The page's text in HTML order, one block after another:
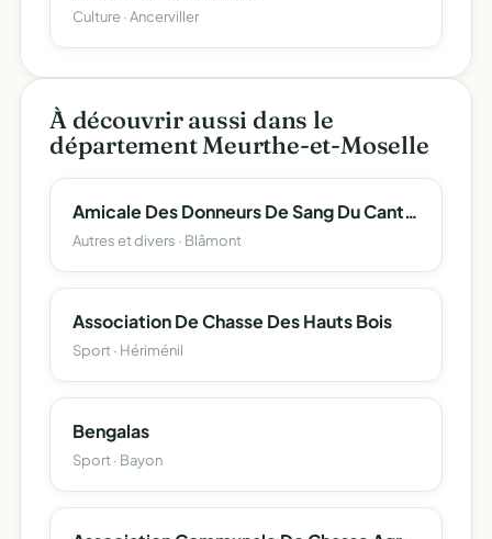
Culture · Ancerviller
À découvrir aussi dans le
département Meurthe-et-Moselle
Amicale Des Donneurs De Sang Du Canton De Blâmont
Autres et divers · Blâmont
Association De Chasse Des Hauts Bois
Sport · Hériménil
Bengalas
Sport · Bayon